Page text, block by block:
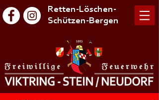
Retten-Löschen-
Schützen-Bergen